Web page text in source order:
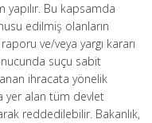
Bu kapsamda
edilmiş olanların
ve/veya yargı kararı
suçu sabit
ihracata yönelik
yer alan tüm devlet
reddedilebilir. Bakanlık,